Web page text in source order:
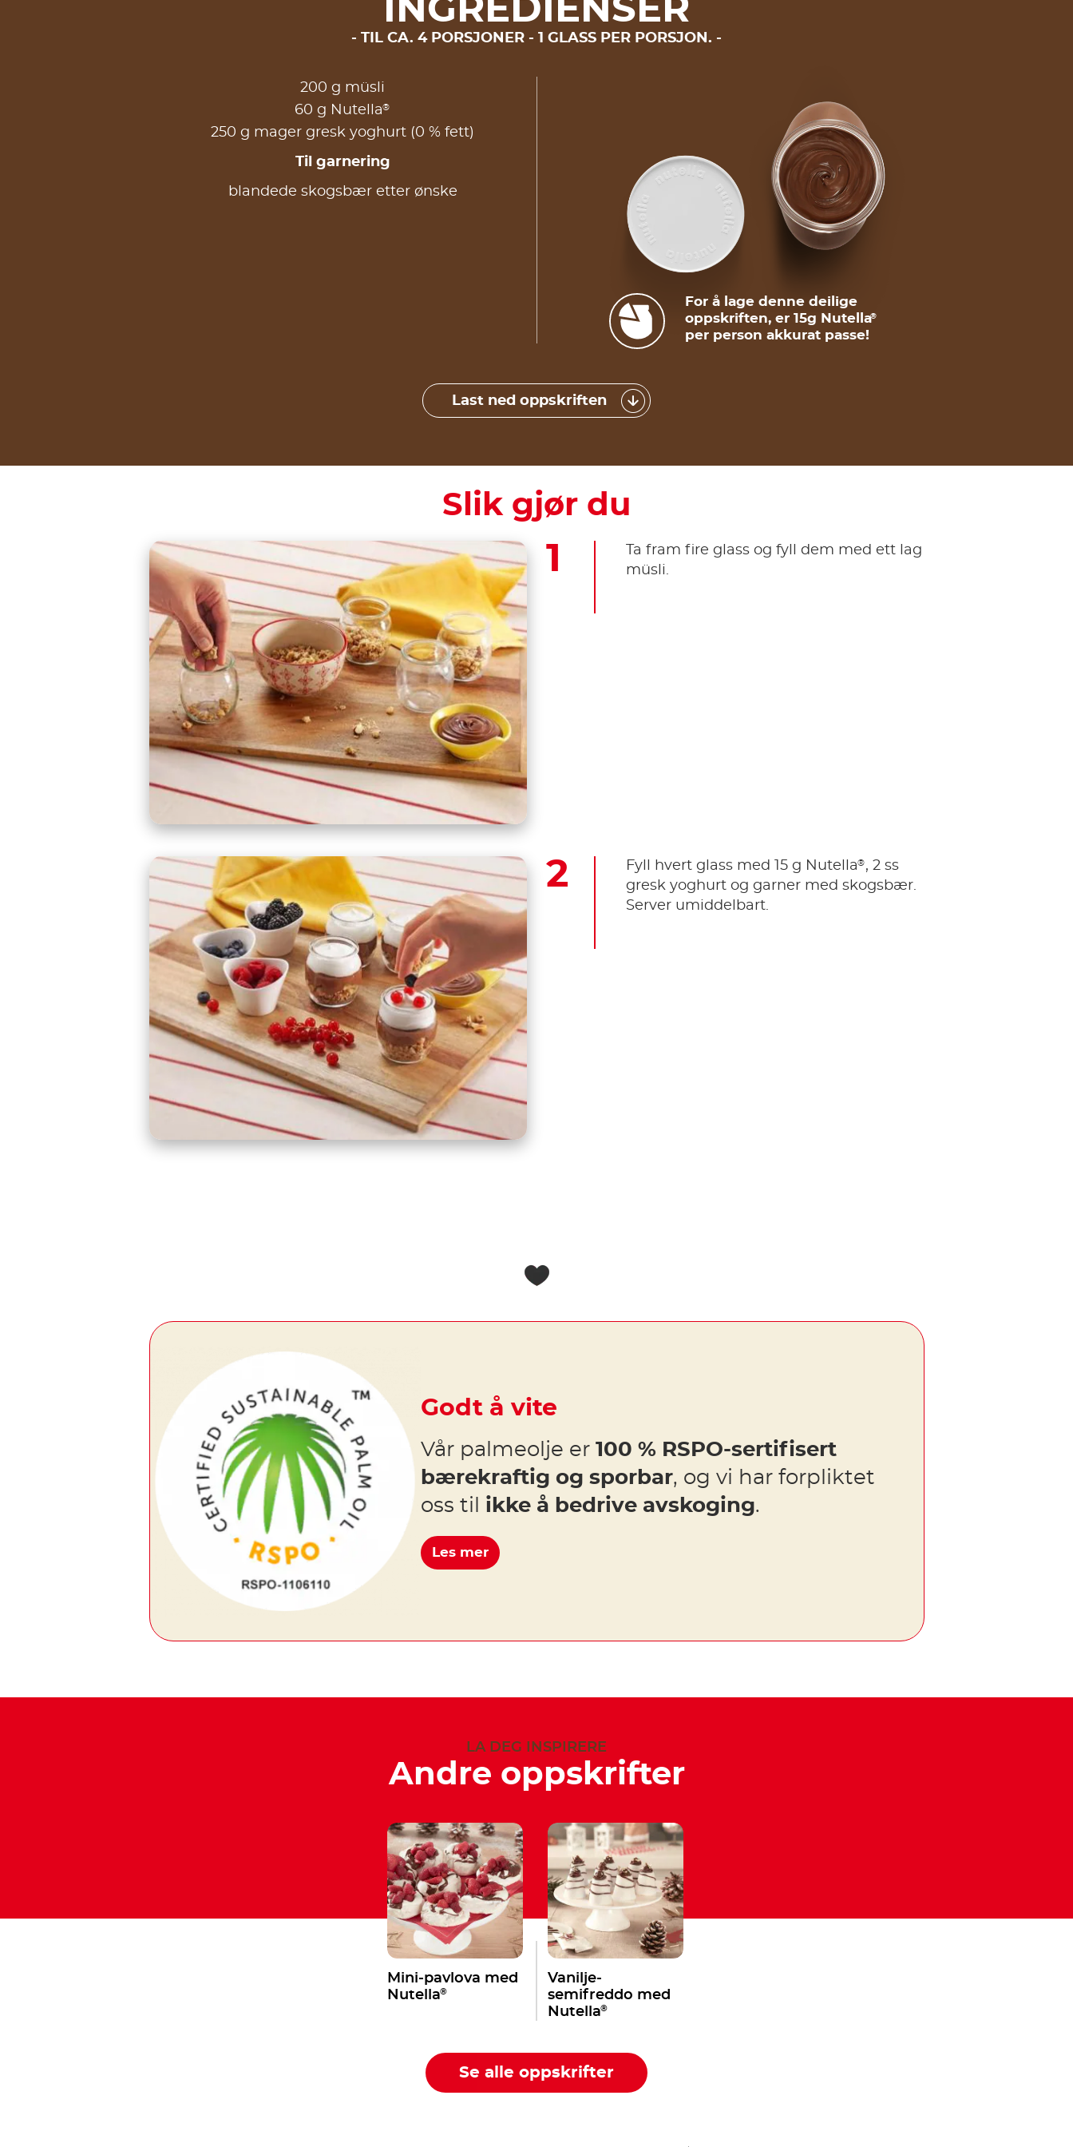
INGREDIENSER
TIL CA. 4 PORSJONER - 1 GLASS PER PORSJON.
200 g müsli
60 g Nutella®
250 g mager gresk yoghurt (0 % fett)
Til garnering
blandede skogsbær etter ønske
For å lage denne deilige
oppskriften, er 15g Nutella®
per person akkurat passe!
Last ned oppskriften
Slik gjør du
Ta fram fire glass og fyll dem med ett lag
müsli.
Fyll hvert glass med 15 g Nutella® , 2 ss
gresk yoghurt og garner med skogsbær.
Server umiddelbart.
Godt å vite
Vår palmeolje er 100 % RSPO-sertifisert
bærekraftig og sporbar, og vi har forpliktet
oss til ikke å bedrive avskoging.
Les mer
LA DEG INSPIRERE
Andre oppskrifter
Mini-pavlova med
Nutella®
Vanilje-
semifreddo med
Nutella®
Se alle oppskrifter